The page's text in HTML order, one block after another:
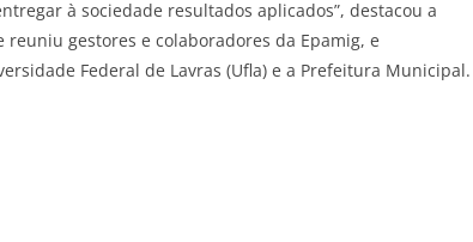
à sociedade resultados aplicados”, destacou a
gestores e colaboradores da Epamig, e
Federal de Lavras (Ufla) e a Prefeitura Municipal.